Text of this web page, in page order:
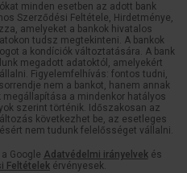
minden esetben az adott bank
Szerződési Feltétele, Hirdetménye,
amelyeket a bankok hivatalos
tudsz megtekinteni. A bankok
a kondíciók változtatására. A bank
megadott adatoktól, amelyekért
Figyelemfelhívás: fontos tudni,
nem a bankot, hanem annak
a mindenkor hatályos
szerint történik. Időszakosan az
következhet be, az esetleges
nem tudunk felelősséget vállalni.
Google Adatvédelmi irányelvekés
Feltételek érvényesek.